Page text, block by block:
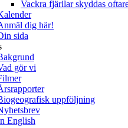
Vackra fjärilar skyddas
dig här!
sida
gör vi
uppföljning
English